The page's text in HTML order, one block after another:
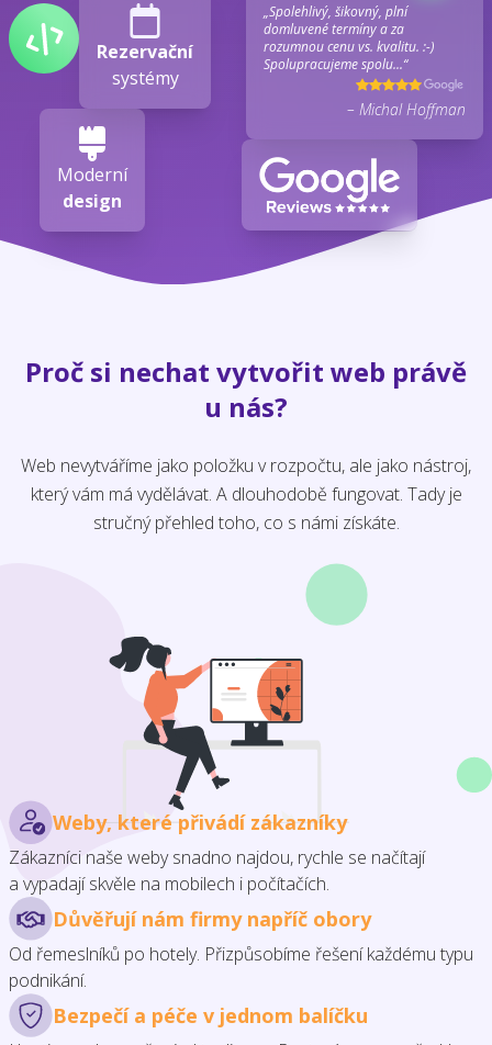
Rezervační
systémy
Moderní
design
„Spolehlivý, šikovný, plní
domluvené termíny a za
rozumnou cenu vs. kvalitu. :-)
Spolupracujeme spolu...“
– Michal Hoffman
Proč si nechat vytvořit web právě
u nás?
Web nevytváříme jako položku v rozpočtu, ale jako nástroj,
který vám má vydělávat. A dlouhodobě fungovat. Tady je
stručný přehled toho, co s námi získáte.
Weby, které přivádí zákazníky
Zákazníci naše weby snadno najdou, rychle se načítají
a vypadají skvěle na mobilech i počítačích.
Důvěřují nám firmy napříč obory
Od řemeslníků po hotely. Přizpůsobíme řešení každému typu
podnikání.
Bezpečí a péče v jednom balíčku